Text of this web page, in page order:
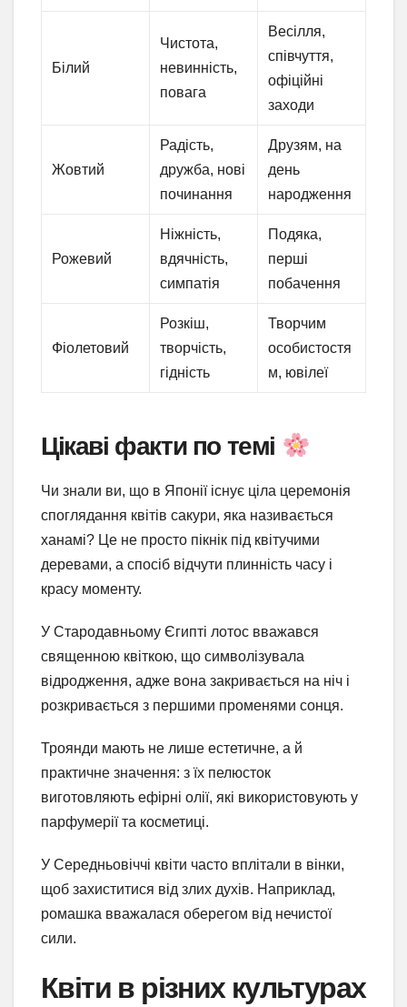
Білий
Чистота,
невинність,
повага
Весілля,
співчуття,
офіційні
заходи
Жовтий
Радість,
дружба, нові
починання
Друзям, на
день
народження
Рожевий
Ніжність,
вдячність,
симпатія
Подяка,
перші
побачення
Фіолетовий
Розкіш,
творчість,
гідність
Творчим
особистостя
м, ювілеї
Цікаві факти по темі
Чи знали ви, що в Японії існує ціла церемонія
споглядання квітів сакури, яка називається
ханамі? Це не просто пікнік під квітучими
деревами, а спосіб відчути плинність часу і
красу моменту.
У Стародавньому Єгипті лотос вважався
священною квіткою, що символізувала
відродження, адже вона закривається на ніч і
розкривається з першими променями сонця.
Троянди мають не лише естетичне, а й
практичне значення: з їх пелюсток
виготовляють ефірні олії, які використовують у
парфумерії та косметиці.
У Середньовіччі квіти часто вплітали в вінки,
щоб захиститися від злих духів. Наприклад,
ромашка вважалася оберегом від нечистої
сили.
Квіти в різних культурах